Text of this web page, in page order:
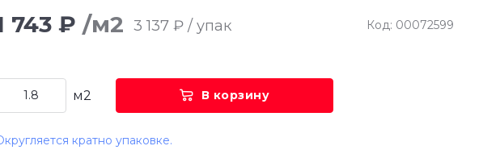
743 ₽ /м2 3 137 ₽ / упак Код: 00072599
м2 В корзину
кратно упаковке.